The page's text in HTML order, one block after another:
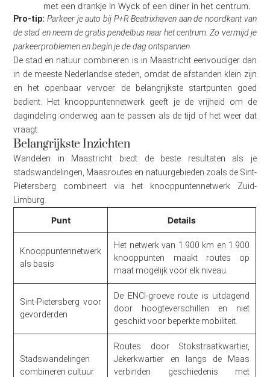
met een drankje in Wyck of een diner in het centrum.
Pro-tip: Parkeer je auto bij P+R Beatrixhaven aan de noordkant van
de stad en neem de gratis pendelbus naar het centrum. Zo vermijd je
parkeerproblemen en begin je de dag ontspannen.
De stad en natuur combineren is in Maastricht eenvoudiger dan
in de meeste Nederlandse steden, omdat de afstanden klein zijn
en het openbaar vervoer de belangrijkste startpunten goed
bedient. Het knooppuntennetwerk geeft je de vrijheid om de
dagindeling onderweg aan te passen als de tijd of het weer dat
vraagt.
Belangrijkste Inzichten
Wandelen in Maastricht biedt de beste resultaten als je
stadswandelingen, Maasroutes en natuurgebieden zoals de Sint-
Pietersberg combineert via het knooppuntennetwerk Zuid-
Limburg.
Punt Details
Knooppuntennetwerk
als basis
Het netwerk van 1.900 km en 1.900
knooppunten maakt routes op
maat mogelijk voor elk niveau.
Sint-Pietersberg voor
gevorderden
De ENCI-groeve route is uitdagend
door hoogteverschillen en niet
geschikt voor beperkte mobiliteit.
Stadswandelingen
combineren cultuur
Routes door Stokstraatkwartier,
Jekerkwartier en langs de Maas
verbinden geschiedenis met